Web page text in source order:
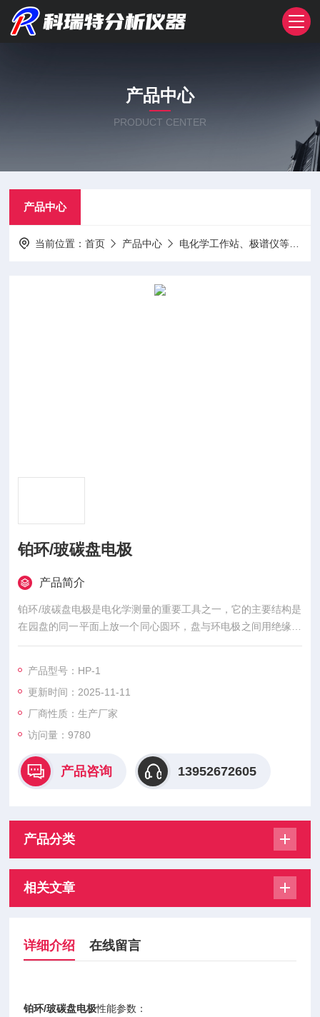
产品中心
PRODUCT CENTER
产品中心
当前位置：首页 产品中心 电化学工作站、极谱仪等科教仪器系列
铂环/玻碳盘电极
产品简介
铂环/玻碳盘电极是电化学测量的重要工具之一，它的主要结构是
在园盘的同一平面上放一个同心圆环，盘与环电极之间用绝缘材
料隔离。盘电极通常用被研究的材料制成，环电极一般用铂或金
对于研究电极过程作用机理也很有用处，因而在金属腐蚀的过程
研究、化学电源、电分析化学和电有机合成方面得到了广泛的应
用。
产品型号：HP-1
更新时间：2025-11-11
厂商性质：生产厂家
访问量：9780
产品咨询 13952672605
产品分类
相关文章
详细介绍 在线留言
铂环/玻碳盘电极性能参数：